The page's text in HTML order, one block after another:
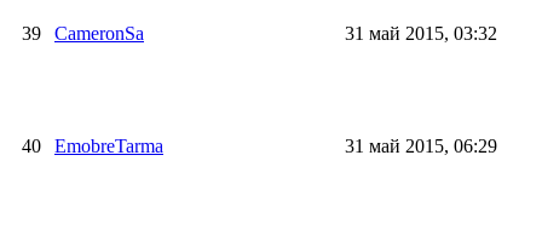
39 CameronSa 31 май 2015, 03:32
40 EmobreTarma 31 май 2015, 06:29